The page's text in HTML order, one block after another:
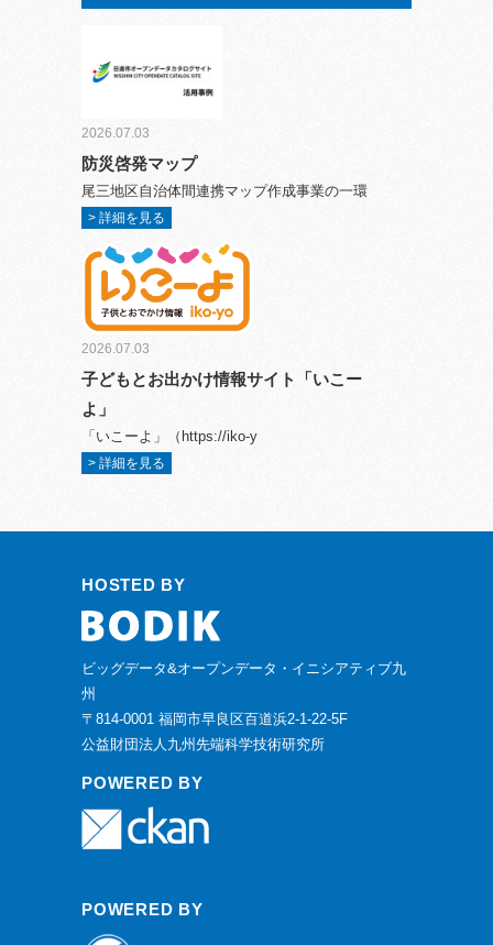
2026.07.03
防災啓発マップ
尾三地区自治体間連携マップ作成事業の一環
> 詳細を見る
2026.07.03
子どもとお出かけ情報サイト「いこー
よ」
「いこーよ」（https://iko-y
> 詳細を見る
HOSTED BY
ビッグデータ&オープンデータ・イニシアティブ九
州
〒814-0001 福岡市早良区百道浜2-1-22-5F
公益財団法人九州先端科学技術研究所
POWERED BY
POWERED BY